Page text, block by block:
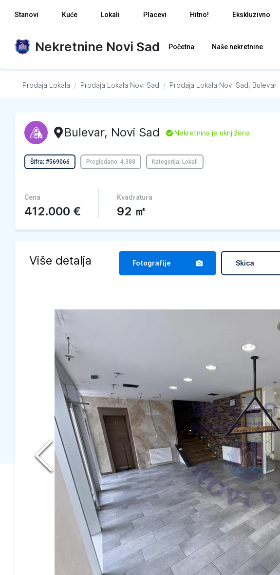
Stanovi Kuće Lokali Placevi Hitno! Ekskluzivno
Nekretnine Novi Sad Početna Naše nekretnine
Prodaja Lokala / Prodaja Lokala Novi Sad / Prodaja Lokala Novi Sad, Bulevar
Bulevar, Novi Sad L Nekretnina je uknjižena
Šifra: #569066 Pregledano: 4.388 Kategorija: Lokali
Cena
412.000 €
Kvadratura
92 ㎡
Više detalja Fotografije Skica